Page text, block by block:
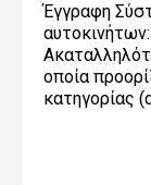
Έγγραφη
οποία
κατηγορίας